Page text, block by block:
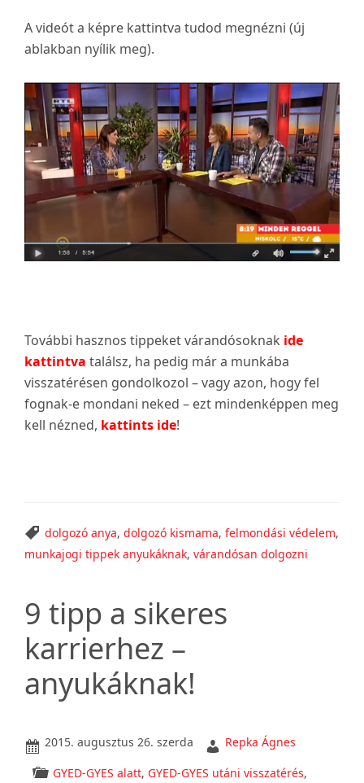
A videót a képre kattintva tudod megnézni (új
ablakban nyílik meg).
További hasznos tippeket várandósoknak ide
kattintva találsz, ha pedig már a munkába
visszatérésen gondolkozol – vagy azon, hogy fel
fognak-e mondani neked – ezt mindenképpen meg
kell nézned, kattints ide!
dolgozó anya, dolgozó kismama, felmondási védelem,
munkajogi tippek anyukáknak, várandósan dolgozni
9 tipp a sikeres
karrierhez –
anyukáknak!
2015. augusztus 26. szerda Repka Ágnes
GYED-GYES alatt, GYED-GYES utáni visszatérés,